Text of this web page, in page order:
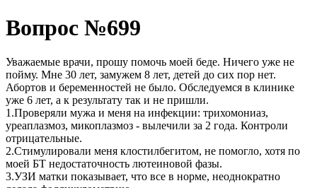
Вопрос №699
Уважаемые врачи, прошу помочь моей беде. Ничего уже не
пойму. Мне 30 лет, замужем 8 лет, детей до сих пор нет.
Абортов и беременностей не было. Обследуемся в клинике
уже 6 лет, а к результату так и не пришли.
1.Проверяли мужа и меня на инфекции: трихомониаз,
уреаплазмоз, микоплазмоз - вылечили за 2 года. Контроли
отрицательные.
2.Стимулировали меня клостилбегитом, не помогло, хотя по
моей БТ недостаточность лютеиновой фазы.
3.УЗИ матки показывает, что все в норме, неоднократно